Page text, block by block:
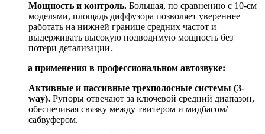
Мощность и контроль. Большая, по сравнению с 10-см
моделями, площадь диффузора позволяет увереннее
работать на нижней границе средних частот и
выдерживать высокую подводимую мощность без
потери детализации.
Сфера применения в профессиональном автозвуке:
Активные и пассивные трехполосные системы (3-
way). Рупоры отвечают за ключевой средний диапазон,
обеспечивая связку между твитером и мидбасом/
сабвуфером.